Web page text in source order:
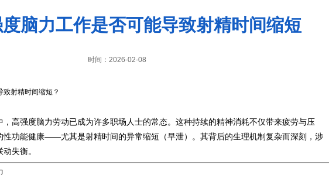
脑力工作是否可能导致射精时间缩短
时间：2026-02-08
射精时间缩短？
，高强度脑力劳动已成为许多职场人士的常态。这种持续的精神消耗不仅带来疲劳与压
性功能健康——尤其是射精时间的异常缩短（早泄）。其背后的生理机制复杂而深刻，涉
失衡。